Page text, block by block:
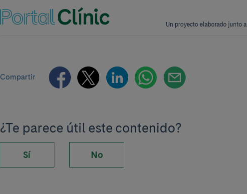
Un proyecto elaborado junto a
Compartir
¿Te parece útil este contenido?
Sí No